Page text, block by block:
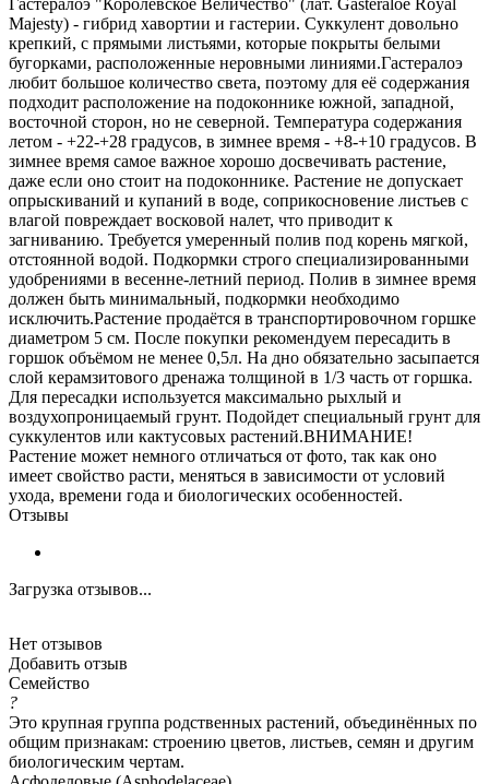
Majesty) - гибрид хавортии и гастерии. Суккулент довольно
крепкий, с прямыми листьями, которые покрыты белыми
бугорками, расположенные неровными линиями.Гастералоэ
любит большое количество света, поэтому для её содержания
подходит расположение на подоконнике южной, западной,
восточной сторон, но не северной. Температура содержания
летом - +22-+28 градусов, в зимнее время - +8-+10 градусов. В
зимнее время самое важное хорошо досвечивать растение,
даже если оно стоит на подоконнике. Растение не допускает
опрыскиваний и купаний в воде, соприкосновение листьев с
влагой повреждает восковой налет, что приводит к
загниванию. Требуется умеренный полив под корень мягкой,
отстоянной водой. Подкормки строго специализированными
удобрениями в весенне-летний период. Полив в зимнее время
должен быть минимальный, подкормки необходимо
исключить.Растение продаётся в транспортировочном горшке
диаметром 5 см. После покупки рекомендуем пересадить в
горшок объёмом не менее 0,5л. На дно обязательно засыпается
слой керамзитового дренажа толщиной в 1/3 часть от горшка.
Для пересадки используется максимально рыхлый и
воздухопроницаемый грунт. Подойдет специальный грунт для
суккулентов или кактусовых растений.ВНИМАНИЕ!
Растение может немного отличаться от фото, так как оно
имеет свойство расти, меняться в зависимости от условий
ухода, времени года и биологических особенностей.
Отзывы
Загрузка отзывов...
Нет отзывов
Добавить отзыв
Семейство
?
Это крупная группа родственных растений, объединённых по
общим признакам: строению цветов, листьев, семян и другим
биологическим чертам.